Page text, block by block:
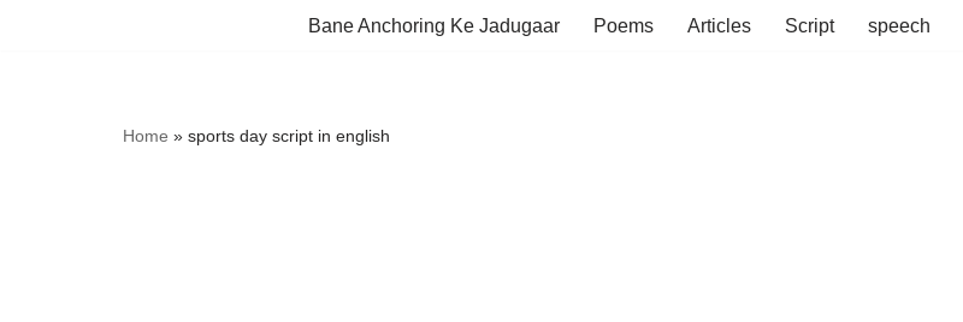
Bane Anchoring Ke Jadugaar Poems Articles Script speech
Home » sports day script in english